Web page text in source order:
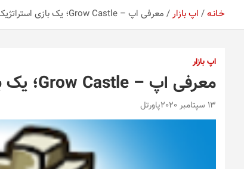
خـانـه اپ بازار معرفی اپ – Grow Castle؛ یک بازی استراتژیک پرطرفدار
اپ بازار
معرفی اپ – Grow Castle؛ یک بازی استراتژیک پرطرفدار
13 سپتامبر 2020 پاورتل